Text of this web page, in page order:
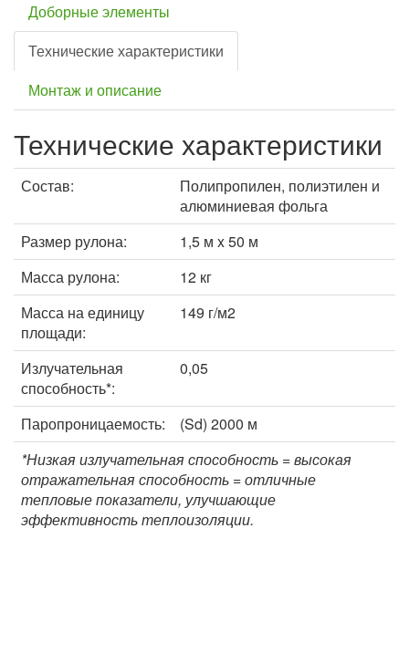
Доборные элементы
Технические характеристики
Монтаж и описание
Технические характеристики
Состав:
Полипропилен, полиэтилен и
алюминиевая фольга
Размер рулона:
1,5 м x 50 м
Масса рулона:
12 кг
Масса на единицу
площади:
149 г/м2
Излучательная
способность*:
0,05
Паропроницаемость:
(Sd) 2000 м
*Низкая излучательная способность = высокая
отражательная способность = отличные
тепловые показатели, улучшающие
эффективность теплоизоляции.